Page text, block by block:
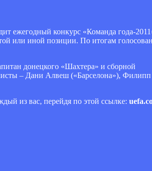
ежегодный конкурс «Команда года-
или иной позиции. По итогам
донецкого «Шахтера» и сборной
– Дани Алвеш («Барселона»),
из вас, перейдя по этой ссылке: